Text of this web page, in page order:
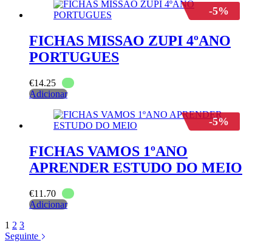
-5%
FICHAS MISSAO ZUPI 4ºANO
PORTUGUES
€14.25
Adicionar
-5%
FICHAS VAMOS 1ºANO
APRENDER ESTUDO DO MEIO
€11.70
Adicionar
1 2 3
Seguinte